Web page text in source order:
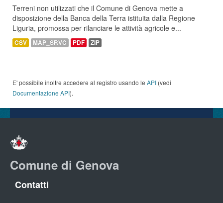
Terreni non utilizzati che il Comune di Genova mette a
disposizione della Banca della Terra istituita dalla Regione
Liguria, promossa per rilanciare le attività agricole e...
CSV MAP_SRVC PDF ZIP
E' possibile inoltre accedere al registro usando le API (vedi
Documentazione API).
Comune di Genova
Contatti